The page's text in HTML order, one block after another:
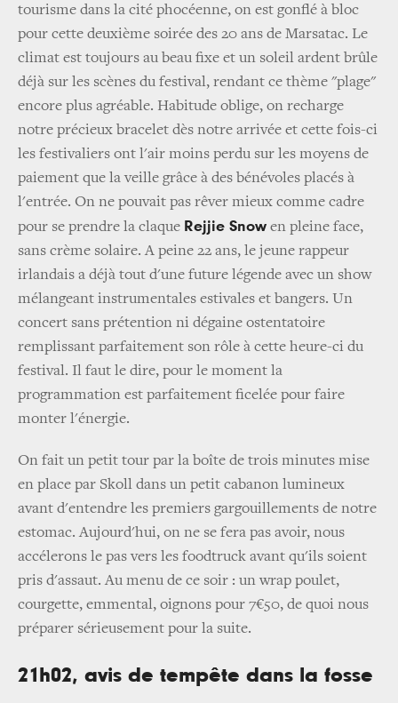
tourisme dans la cité phocéenne, on est gonflé à bloc
pour cette deuxième soirée des 20 ans de Marsatac. Le
climat est toujours au beau fixe et un soleil ardent brûle
déjà sur les scènes du festival, rendant ce thème "plage"
encore plus agréable. Habitude oblige, on recharge
notre précieux bracelet dès notre arrivée et cette fois-ci
les festivaliers ont l'air moins perdu sur les moyens de
paiement que la veille grâce à des bénévoles placés à
l'entrée. On ne pouvait pas rêver mieux comme cadre
pour se prendre la claque Rejjie Snow en pleine face,
sans crème solaire. A peine 22 ans, le jeune rappeur
irlandais a déjà tout d'une future légende avec un show
mélangeant instrumentales estivales et bangers. Un
concert sans prétention ni dégaine ostentatoire
remplissant parfaitement son rôle à cette heure-ci du
festival. Il faut le dire, pour le moment la
programmation est parfaitement ficelée pour faire
monter l'énergie.
On fait un petit tour par la boîte de trois minutes mise
en place par Skoll dans un petit cabanon lumineux
avant d'entendre les premiers gargouillements de notre
estomac. Aujourd'hui, on ne se fera pas avoir, nous
accélerons le pas vers les foodtruck avant qu'ils soient
pris d'assaut. Au menu de ce soir : un wrap poulet,
courgette, emmental, oignons pour 7€50, de quoi nous
préparer sérieusement pour la suite.
21h02, avis de tempête dans la fosse